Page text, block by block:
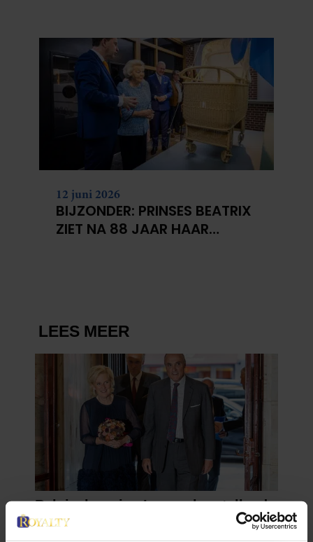
12 juni 2026
BIJZONDER: PRINSES BEATRIX
ZIET NA 88 JAAR HAAR